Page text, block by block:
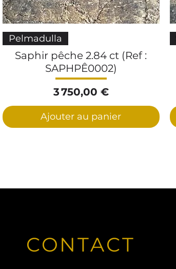
Aperçu rapide
Pelmadulla
Saphir pêche 2.84 ct (Ref :
SAPHPÊ0002)
Prix
3 750,00 €
Ajouter au panier
CONTACT